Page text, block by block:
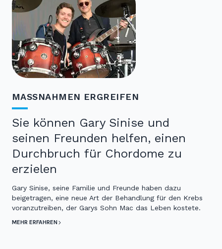
MASSNAHMEN ERGREIFEN
Sie können Gary Sinise und
seinen Freunden helfen, einen
Durchbruch für Chordome zu
erzielen
Gary Sinise, seine Familie und Freunde haben dazu
beigetragen, eine neue Art der Behandlung für den Krebs
voranzutreiben, der Garys Sohn Mac das Leben kostete.
MEHR ERFAHREN